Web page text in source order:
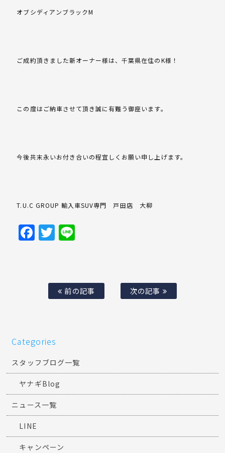
オブシディアンブラックM
ご成約頂きました新オーナー様は、千葉県在住のK様！
この度はご納車させて頂き誠に有難う御座います。
今後共末永いお付き合いの程宜しくお願い申し上げます。
T.U.C GROUP 輸入車SUV専門 戸田店 大柳
Facebook
Twitter
前の記事 次の記事
Categories
スタッフブログ一覧
ヤナギBlog
ニュース一覧
LINE
キャンペーン